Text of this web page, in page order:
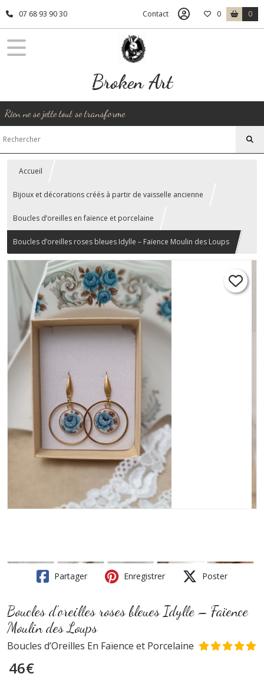
07 68 93 90 30 Contact 0 0
Broken Art
Rien ne se jette tout se transforme
Accueil
Bijoux et décorations créés à partir de vaisselle ancienne
Boucles d’oreilles en faïence et porcelaine
Boucles d’oreilles roses bleues Idylle – Faïence Moulin des Loups
Partager Enregistrer Poster
Boucles d’oreilles roses bleues Idylle – Faïence
Moulin des Loups
Boucles d’Oreilles En Faïence et Porcelaine
46€